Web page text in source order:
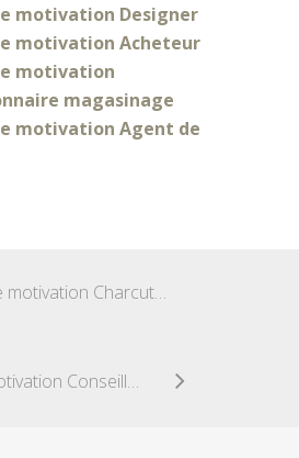
motivation Designer
motivation Acheteur
motivation
magasinage
motivation Agent de
Lettre de motivation Charcutier Traiteur
Lettre de motivation Conseiller Immobilier